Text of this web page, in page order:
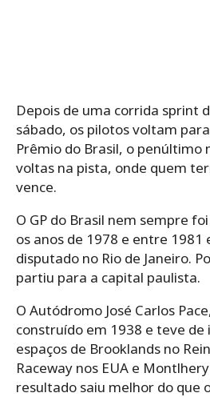
Depois de uma corrida sprint
sábado, os pilotos voltam
Prêmio do Brasil, o penúltimo
voltas na pista, onde quem
vence.
O GP do Brasil nem sempre
os anos de 1978 e entre 1981
disputado no Rio de Janeiro.
partiu para a capital paulista.
O Autódromo José Carlos
construído em 1938 e teve de
espaços de Brooklands no
Raceway nos EUA e
resultado saiu melhor do que